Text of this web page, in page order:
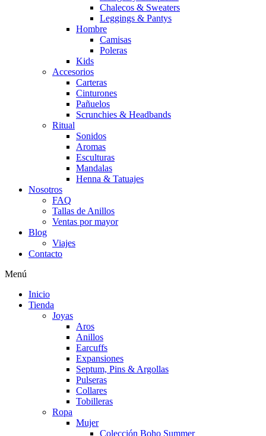
Chalecos & Sweaters
Leggings & Pantys
Hombre
Camisas
Poleras
Kids
Accesorios
Carteras
Cinturones
Pañuelos
Scrunchies & Headbands
Ritual
Sonidos
Aromas
Esculturas
Mandalas
Henna & Tatuajes
Nosotros
FAQ
Tallas de Anillos
Ventas por mayor
Blog
Viajes
Contacto
Menú
Inicio
Tienda
Joyas
Aros
Anillos
Earcuffs
Expansiones
Septum, Pins & Argollas
Pulseras
Collares
Tobilleras
Ropa
Mujer
Colección Boho Summer